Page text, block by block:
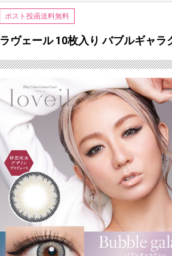
ポスト投函送料無料
ラヴェール 10枚入り バブルギャラ